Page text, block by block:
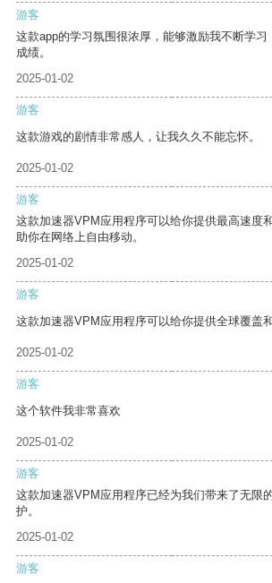
游客
这款app的学习氛围很浓厚，能够激励我不断学习
成绩。
2025-01-02
游客
这款游戏的剧情非常感人，让我久久不能忘怀。
2025-01-02
游客
这款加速器VPM应用程序可以给你提供最高速度
助你在网络上自由移动。
2025-01-02
游客
这款加速器VPM应用程序可以给你提供全球覆盖
2025-01-02
游客
这个软件我非常喜欢
2025-01-02
游客
这款加速器VPM应用程序已经为我们带来了无限
护。
2025-01-02
游客